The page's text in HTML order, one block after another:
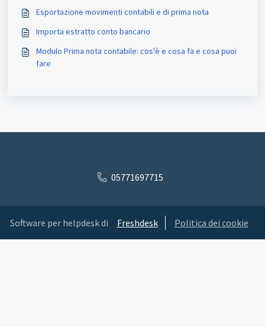
Esportazione movimenti contabili e di prima nota
Importa estratto conto bancario
Modulo Prima nota contabile: cos'è e cosa fa e cosa puoi
fare
05771697715
Software per helpdesk di Freshdesk Politica dei cookie